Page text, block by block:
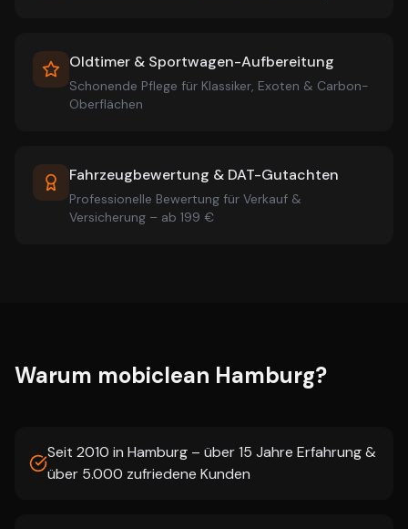
Oldtimer & Sportwagen-Aufbereitung
Schonende Pflege für Klassiker, Exoten & Carbon-
Oberflächen
Fahrzeugbewertung & DAT-Gutachten
Professionelle Bewertung für Verkauf &
Versicherung – ab 199 €
Warum mobiclean Hamburg?
Seit 2010 in Hamburg – über 15 Jahre Erfahrung &
über 5.000 zufriedene Kunden